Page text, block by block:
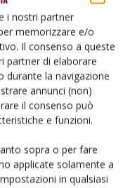
i nostri partner
memorizzare e/o
Il consenso a queste
partner di elaborare
la navigazione
annunci (non)
il consenso può
e funzioni.
sopra o per fare
applicate solamente a
in qualsiasi
mondo